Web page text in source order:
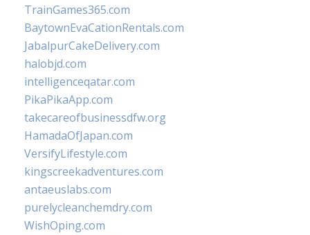
TrainGames365.com
BaytownEvaCationRentals.com
JabalpurCakeDelivery.com
halobjd.com
intelligenceqatar.com
PikaPikaApp.com
takecareofbusinessdfw.org
HamadaOfJapan.com
VersifyLifestyle.com
kingscreekadventures.com
antaeuslabs.com
purelycleanchemdry.com
WishOping.com